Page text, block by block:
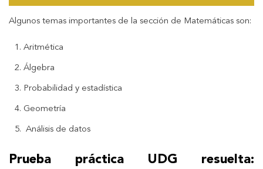
Algunos temas importantes de la sección de Matemáticas son:
Aritmética
Álgebra
Probabilidad y estadística
Geometría
Análisis de datos
Prueba práctica UDG resuelta: